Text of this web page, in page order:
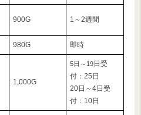
900G 1～2週間
980G 即時
1,000G
5日～19日受
付：25日
20日～4日受
付：10日